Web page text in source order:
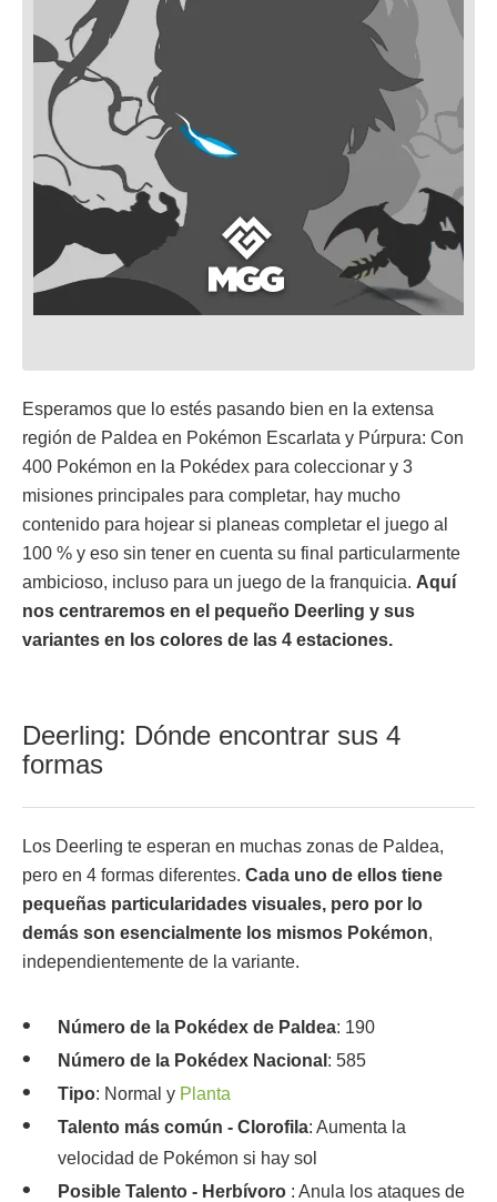
Esperamos que lo estés pasando bien en la extensa
región de Paldea en Pokémon Escarlata y Púrpura: Con
400 Pokémon en la Pokédex para coleccionar y 3
misiones principales para completar, hay mucho
contenido para hojear si planeas completar el juego al
100 % y eso sin tener en cuenta su final particularmente
ambicioso, incluso para un juego de la franquicia. Aquí
nos centraremos en el pequeño Deerling y sus
variantes en los colores de las 4 estaciones.
Deerling: Dónde encontrar sus 4
formas
Los Deerling te esperan en muchas zonas de Paldea,
pero en 4 formas diferentes. Cada uno de ellos tiene
pequeñas particularidades visuales, pero por lo
demás son esencialmente los mismos Pokémon,
independientemente de la variante.
Número de la Pokédex de Paldea: 190
Número de la Pokédex Nacional : 585
Tipo: Normal y Planta
Talento más común - Clorofila: Aumenta la
velocidad de Pokémon si hay sol
Posible Talento - Herbívoro : Anula los ataques de